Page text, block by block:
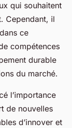
qui souhaitent
Cependant, il
ce
compétences
durable
du marché.
l’importance
de nouvelles
d’innover et